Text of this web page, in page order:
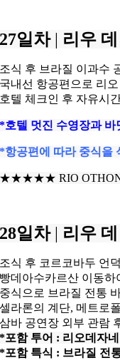
27일차 | 리우
조식 후 브라질 이과수
국내선 항공편으로 리
호텔 체크인 후 자유시
*호텔 멋진 수영장과 바
*항공편에 따라 중식을
★★★★★ RIO OTHON
28일차 | 리우
조식 후 코르코바두 언
빵데아수카르산 이동하
중식으로 브라질 전통
셀라론의 계단, 메트로
삼바 공연장 외부 관람
*포함 투어 : 리오데자
*포함 특식 : 브라질 전